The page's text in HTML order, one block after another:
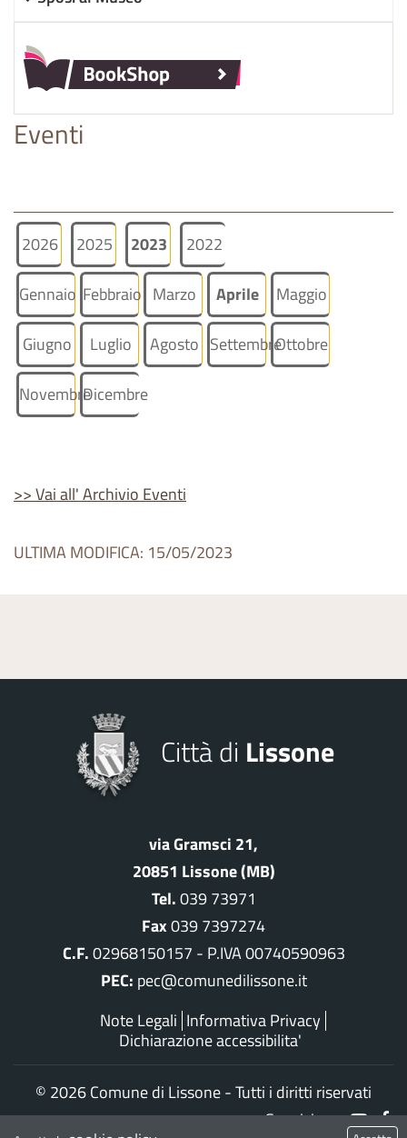
Eventi
2026 2025 2023 2022
Gennaio Febbraio Marzo Aprile Maggio
Giugno Luglio Agosto SettembreOttobre
NovembreDicembre
>> Vai all' Archivio Eventi
ULTIMA MODIFICA: 15/05/2023
Città di Lissone
via Gramsci 21,
20851 Lissone (MB)
Tel.039 73971
Fax039 7397274
C.F.02968150157 - P.IVA 00740590963
PEC: pec@comunedilissone.it
Note Legali Informativa Privacy
Dichiarazione accessibilita'
© 2026 Comune di Lissone - Tutti i diritti riservati
Seguici su: